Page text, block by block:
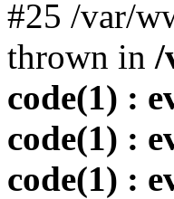
#25 /var/
thrown in /
code(1) :
code(1) :
code(1) :